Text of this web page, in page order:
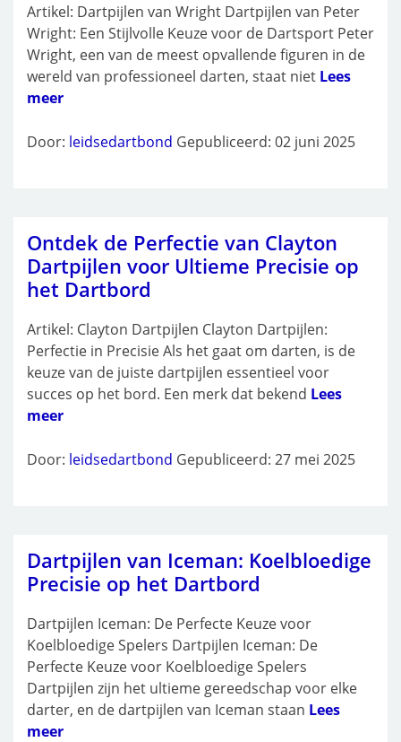
Artikel: Dartpijlen van Wright Dartpijlen van Peter
Wright: Een Stijlvolle Keuze voor de Dartsport Peter
Wright, een van de meest opvallende figuren in de
wereld van professioneel darten, staat niet Lees
meer
Door: leidsedartbond Gepubliceerd: 02 juni 2025
Ontdek de Perfectie van Clayton
Dartpijlen voor Ultieme Precisie op
het Dartbord
Artikel: Clayton Dartpijlen Clayton Dartpijlen:
Perfectie in Precisie Als het gaat om darten, is de
keuze van de juiste dartpijlen essentieel voor
succes op het bord. Een merk dat bekend Lees
meer
Door: leidsedartbond Gepubliceerd: 27 mei 2025
Dartpijlen van Iceman: Koelbloedige
Precisie op het Dartbord
Dartpijlen Iceman: De Perfecte Keuze voor
Koelbloedige Spelers Dartpijlen Iceman: De
Perfecte Keuze voor Koelbloedige Spelers
Dartpijlen zijn het ultieme gereedschap voor elke
darter, en de dartpijlen van Iceman staan Lees
meer